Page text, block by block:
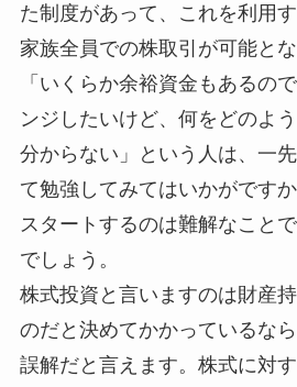
た制度があって、これを利用
家族全員での株取引が可能とな
「いくらか余裕資金もあるの
ンジしたいけど、何をどのよ
分からない」という人は、一
て勉強してみてはいかがです
スタートするのは難解なこと
でしょう。
株式投資と言いますのは財産
のだと決めてかかっているな
誤解だと言えます。株式に対